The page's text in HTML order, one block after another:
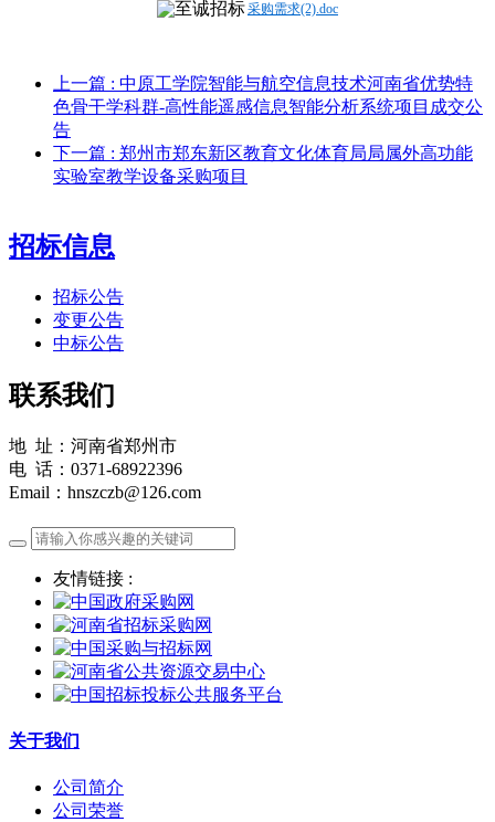
采购需求(2).doc
上一篇 : 中原工学院智能与航空信息技术河南省优势特
色骨干学科群-高性能遥感信息智能分析系统项目成交公
告
下一篇 : 郑州市郑东新区教育文化体育局局属外高功能
实验室教学设备采购项目
招标信息
招标公告
变更公告
中标公告
联系我们
地 址：河南省郑州市
电 话：0371-68922396
Email：hnszczb@126.com
友情链接 :
关于我们
公司简介
公司荣誉